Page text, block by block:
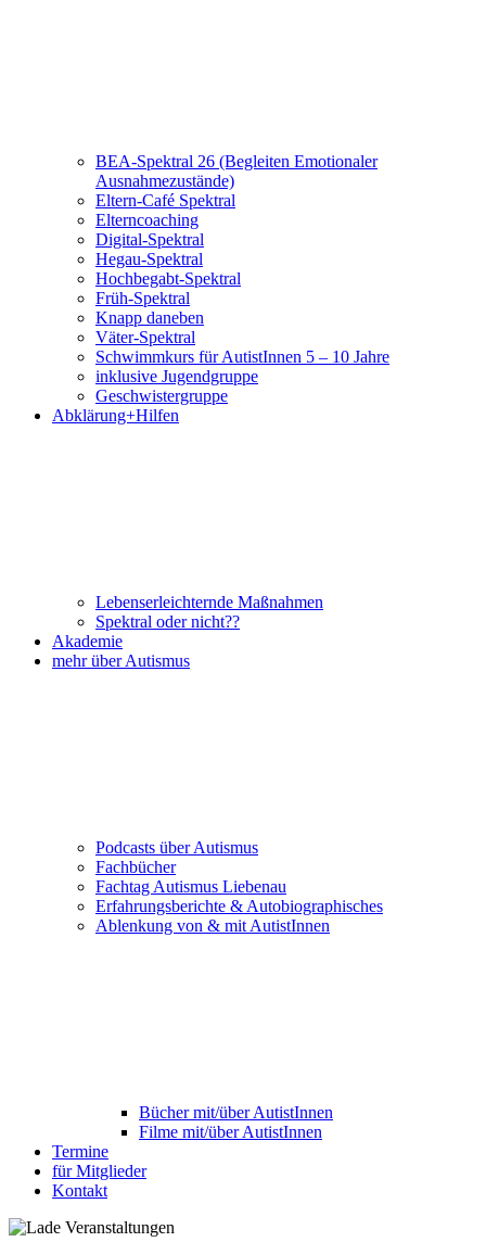
BEA-Spektral 26 (Begleiten Emotionaler
Ausnahmezustände)
Eltern-Café Spektral
Elterncoaching
Digital-Spektral
Hegau-Spektral
Hochbegabt-Spektral
Früh-Spektral
Knapp daneben
Väter-Spektral
Schwimmkurs für AutistInnen 5 – 10 Jahre
inklusive Jugendgruppe
Geschwistergruppe
Abklärung+Hilfen
Lebenserleichternde Maßnahmen
Spektral oder nicht??
Akademie
mehr über Autismus
Podcasts über Autismus
Fachbücher
Fachtag Autismus Liebenau
Erfahrungsberichte & Autobiographisches
Ablenkung von & mit AutistInnen
Bücher mit/über AutistInnen
Filme mit/über AutistInnen
Termine
für Mitglieder
Kontakt